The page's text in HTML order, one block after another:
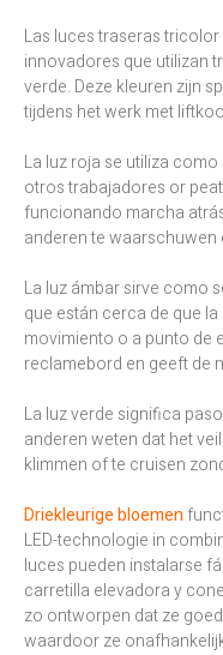
Las luces traseras
innovadores que utilizan
verde. Deze kleuren zijn
tijdens het werk met
La luz roja se utiliza
otros trabajadores or
funcionando marcha
anderen te
La luz ámbar sirve como
que están cerca de que
movimiento o a punto de
reclamebord en geeft de
La luz verde significa
anderen weten dat het
klimmen of te cruisen
Driekleurige bloemen
LED-technologie in
luces pueden instalarse
carretilla elevadora y
zo ontworpen dat ze
waardoor ze